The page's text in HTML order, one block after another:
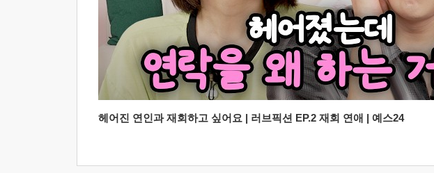
헤어진 연인과 재회하고 싶어요 | 러브픽션 EP.2 재회 연애 | 예스24